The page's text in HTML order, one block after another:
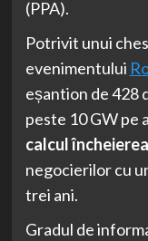
(PPA).
Potrivit unui
evenimentului
eșantion de 428
peste 10 GW pe
calcul
negocierilor cu
trei ani.
Gradul de